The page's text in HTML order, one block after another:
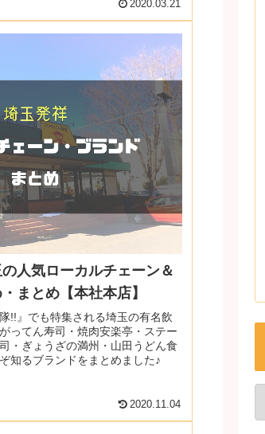
2020.03.21
の人気ローカルチェーン＆
まとめ【本社本店】
!!』でも特集される埼玉の有名飲
ってん寿司・焼肉安楽亭・ステー
・ぎょうざの満州・山田うどん食
知るブランドをまとめました♪
2020.11.04